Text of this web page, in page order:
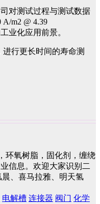
对测试过程与测试数据
m2 @ 4.39
业化应用前景。
行更长时间的寿命测
环氧树脂，固化剂，缠绕
信息。欢迎大家识别二
、喜马拉雅、明天氢
电解槽 连接器 阀门 化学